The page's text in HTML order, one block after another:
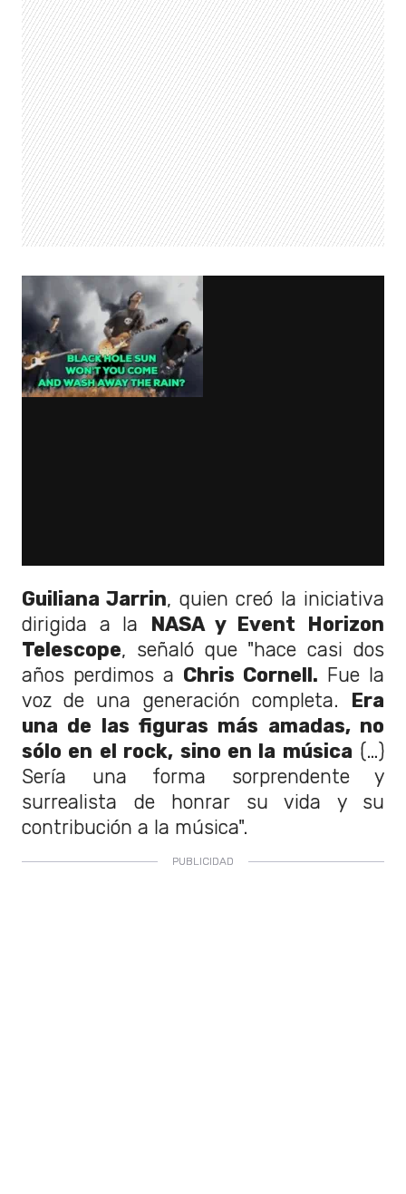
Guiliana Jarrin, quien creó la iniciativa
dirigida a la
NASA y Event Horizon
Telescope, señaló que "hace casi dos
años perdimos a Chris Cornell. Fue la
voz de una generación completa.
Era
una de las figuras más amadas, no
sólo en el rock, sino en la música (…)
Sería una forma sorprendente y
surrealista de honrar su vida y su
contribución a la música".